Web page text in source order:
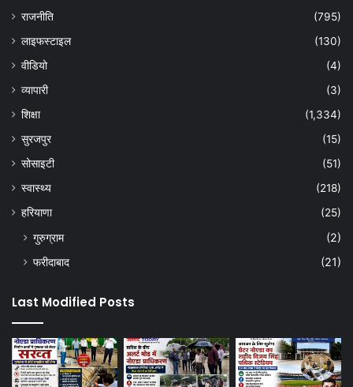
राजनीति
(795)
लाइफस्टाइल
(130)
वीडियो
(4)
व्यापारी
(3)
शिक्षा
(1,334)
सुरजपुर
(15)
सोसाइटी
(51)
स्वास्थ्य
(218)
हरियाणा
(25)
गुरुग्राम
(2)
फरीदाबाद
(21)
Last Modified Posts